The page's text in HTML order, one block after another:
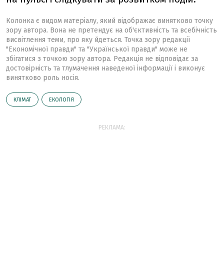
Колонка є видом матеріалу, який відображає винятково точку
зору автора. Вона не претендує на об'єктивність та всебічність
висвітлення теми, про яку йдеться. Точка зору редакції
"Економічної правди" та "Української правди" може не
збігатися з точкою зору автора. Редакція не відповідає за
достовірність та тлумачення наведеної інформації і виконує
винятково роль носія.
КЛІМАТ ЕКОЛОГІЯ
РЕКЛАМА: